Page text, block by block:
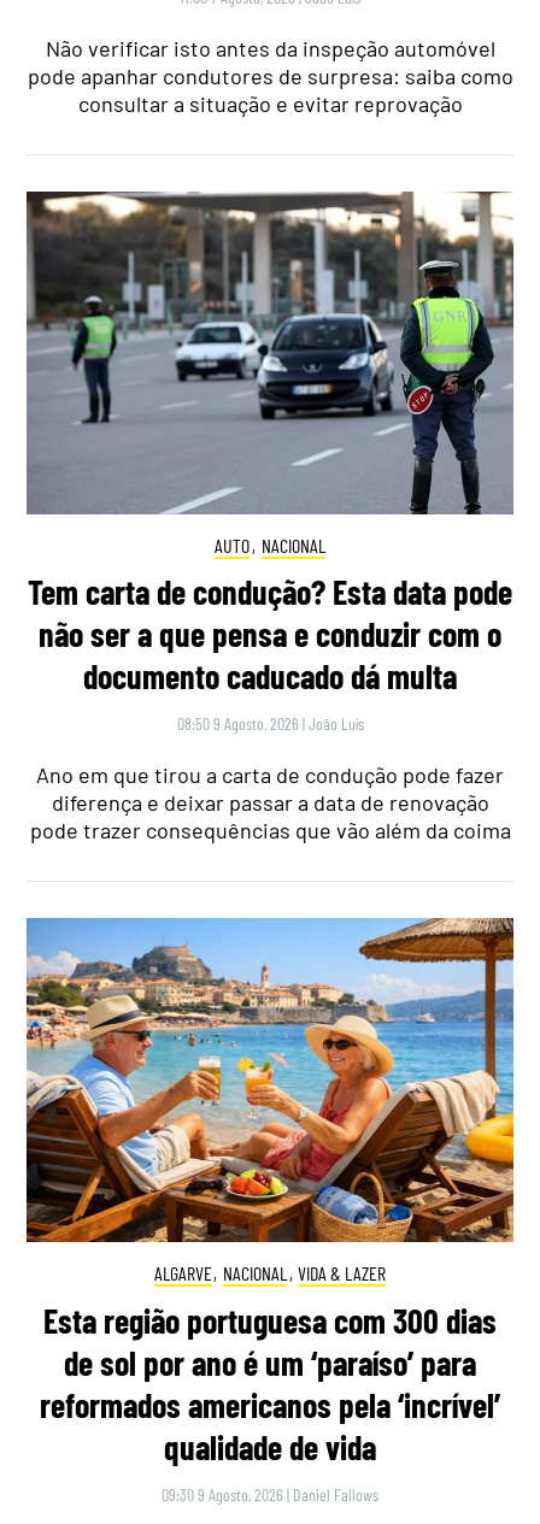
Não verificar isto antes da inspeção automóvel
pode apanhar condutores de surpresa: saiba como
consultar a situação e evitar reprovação
AUTO, NACIONAL
Tem carta de condução? Esta data pode
não ser a que pensa e conduzir com o
documento caducado dá multa
08:50 9 Agosto, 2026 |João Luís
Ano em que tirou a carta de condução pode fazer
diferença e deixar passar a data de renovação
pode trazer consequências que vão além da coima
ALGARVE, NACIONAL , VIDA & LAZER
Esta região portuguesa com 300 dias
de sol por ano é um ‘paraíso’ para
reformados americanos pela ‘incrível’
qualidade de vida
09:30 9 Agosto, 2026 | Daniel Fallows